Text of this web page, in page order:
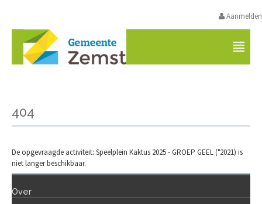
Aanmelden
404
De opgevraagde activiteit: Speelplein Kaktus 2025 - GROEP GEEL (°2021) is
niet langer beschikbaar.
Over